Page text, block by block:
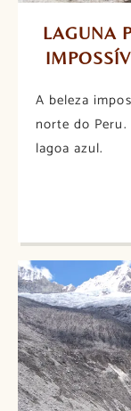
LAGUNA
A beleza
norte do
lagoa azul.